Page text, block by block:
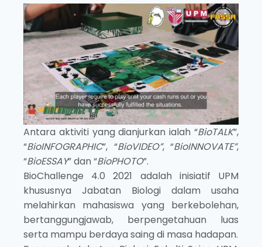
Antara aktiviti yang dianjurkan ialah “BioTALK”,
“BioINFOGRAPHIC”, “BioVIDEO”, “BioINNOVATE”,
“BioESSAY” dan “BioPHOTO”.
BioChallenge 4.0 2021 adalah inisiatif UPM
khususnya Jabatan Biologi dalam usaha
melahirkan mahasiswa yang berkebolehan,
bertanggungjawab, berpengetahuan luas
serta mampu berdaya saing di masa hadapan.